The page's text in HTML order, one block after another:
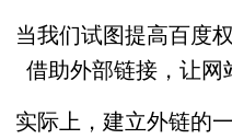
当我们试图提高百度
借助外部链接，让网
实际上，建立外链的